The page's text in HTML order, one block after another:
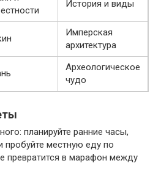
История и виды
Имперская
архитектура
Археологическое
чудо
планируйте ранние часы,
пробуйте местную еду по
превратится в марафон между